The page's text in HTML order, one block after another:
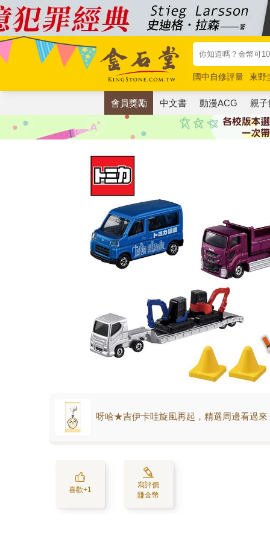
國中自修評量
東野
唯紅花綻放
奧德賽
會員獎勵 中文書 動漫ACG 親
呀哈★吉伊卡哇旋風再起，精選周邊看過來
喜歡+1
寫評價
賺金幣